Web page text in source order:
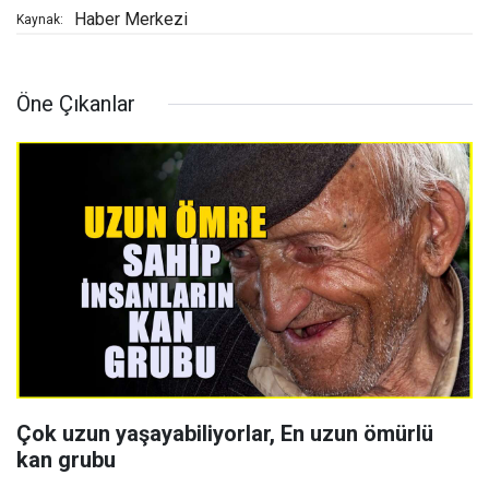
Kaynak: Haber Merkezi
Öne Çıkanlar
Çok uzun yaşayabiliyorlar, En uzun ömürlü
kan grubu